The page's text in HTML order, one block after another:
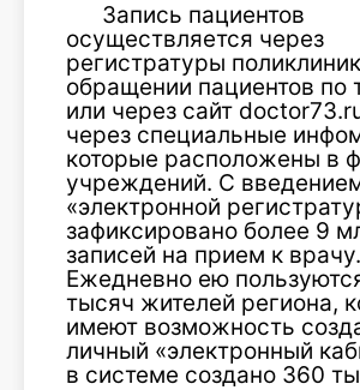
Запись пациентов
осуществляется через
регистратуры
обращении пациентов по
или через сайт
через специальные
которые расположены в
учреждений. С
«электронной
зафиксировано более 9
записей на прием к врачу.
Ежедневно ею
тысяч жителей региона,
имеют возможность
личный «электронный
в системе создано 360